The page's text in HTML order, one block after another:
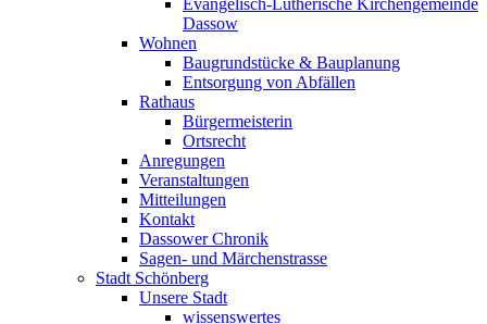
Evangelisch-Lutherische Kirchengemeinde
Dassow
Wohnen
Baugrundstücke & Bauplanung
Entsorgung von Abfällen
Rathaus
Bürgermeisterin
Ortsrecht
Anregungen
Veranstaltungen
Mitteilungen
Kontakt
Dassower Chronik
Sagen- und Märchenstrasse
Stadt Schönberg
Unsere Stadt
wissenswertes